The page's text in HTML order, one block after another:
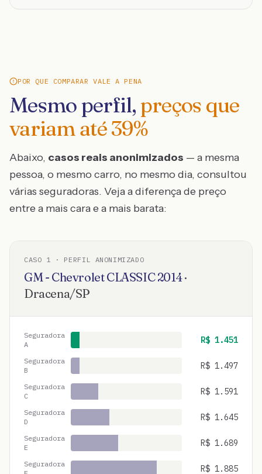
POR QUE COMPARAR VALE A PENA
Mesmo perfil, preços que
variam até39%
Abaixo, casos reais anonimizados — a mesma
pessoa, o mesmo carro, no mesmo dia, consultou
várias seguradoras. Veja a diferença de preço
entre a mais cara e a mais barata:
CASO 1 · PERFIL ANONIMIZADO
GM - ChevroletCLASSIC2014·
Dracena/SP
Seguradora
A
R$ 1.451
Seguradora
B
R$ 1.497
Seguradora
C
R$ 1.591
Seguradora
D
R$ 1.645
Seguradora
E
R$ 1.689
Seguradora
R$ 1.885